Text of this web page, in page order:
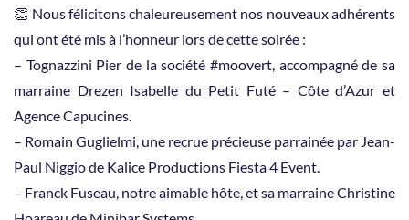
👏 Nous félicitons chaleureusement nos nouveaux adhérents
qui ont été mis à l’honneur lors de cette soirée :
– Tognazzini Pier de la société #moovert, accompagné de sa
marraine Drezen Isabelle du Petit Futé – Côte d’Azur et
Agence Capucines.
– Romain Guglielmi, une recrue précieuse parrainée par Jean-
Paul Niggio de Kalice Productions Fiesta 4 Event.
– Franck Fuseau, notre aimable hôte, et sa marraine Christine